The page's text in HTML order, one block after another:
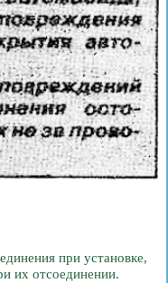
при установке,
их отсоединении.